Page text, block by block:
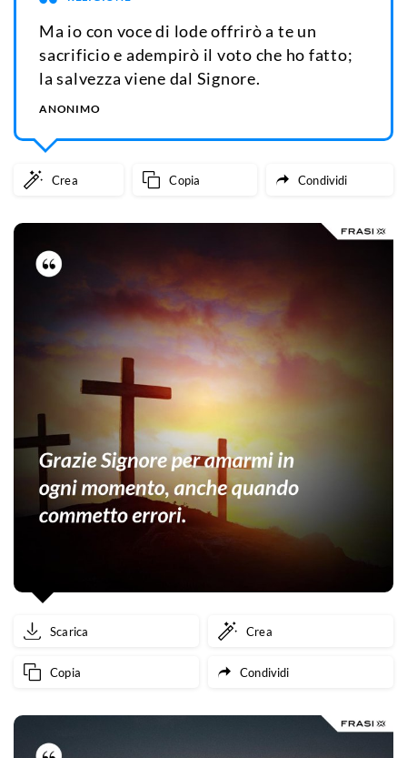
Ma io con voce di lode offrirò a te un
sacrificio e adempirò il voto che ho fatto;
la salvezza viene dal Signore.
ANONIMO
Crea Copia Condividi
Scarica Crea
Copia Condividi